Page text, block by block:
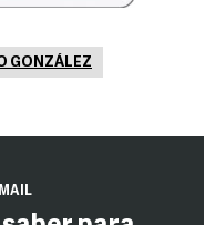
GONZÁLEZ